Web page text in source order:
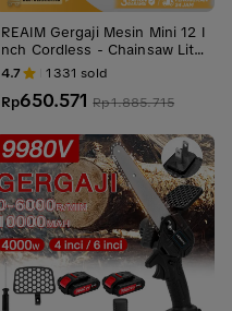
REAIM Gergaji Mesin Mini 12 I
nch Cordless - Chainsaw Lith
ium Baterai Portable
4.7 1331 sold
Rp650.571 Rp1.885.715